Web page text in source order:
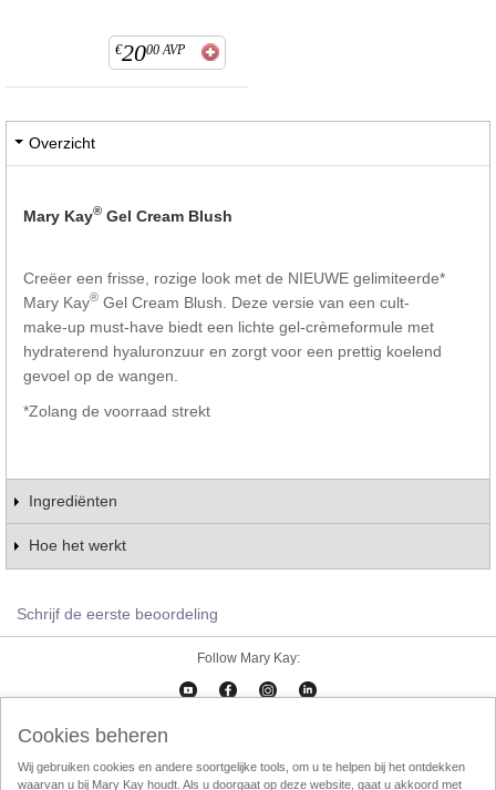
€2000 AVP
Overzicht
Mary Kay® Gel Cream Blush
Creëer een frisse, rozige look met de NIEUWE gelimiteerde*
Mary Kay® Gel Cream Blush. Deze versie van een cult-
make-up must-have biedt een lichte gel-crèmeformule met
hydraterend hyaluronzuur en zorgt voor een prettig koelend
gevoel op de wangen.
*Zolang de voorraad strekt
Ingrediënten
Hoe het werkt
Schrijf de eerste beoordeling
Follow Mary Kay:
Cookies beheren Impressum
Cookies beheren
Wij gebruiken cookies en andere soortgelijke tools, om u te helpen bij het ontdekken
waarvan u bij Mary Kay houdt. Als u doorgaat op deze website, gaat u akkoord met